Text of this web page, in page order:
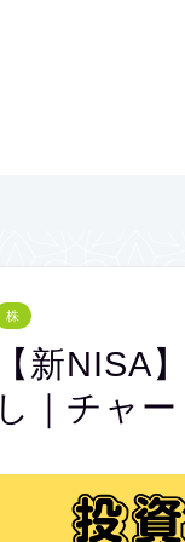
株
【新NISA
し｜チャ